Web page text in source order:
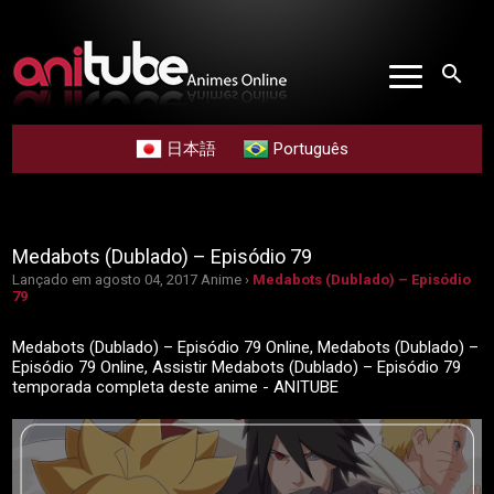
search
日本語 Português
Medabots (Dublado) – Episódio 79
Lançado em agosto 04, 2017 Anime › Medabots (Dublado) – Episódio
79
Medabots (Dublado) – Episódio 79 Online, Medabots (Dublado) –
Episódio 79 Online, Assistir Medabots (Dublado) – Episódio 79
temporada completa deste anime - ANITUBE